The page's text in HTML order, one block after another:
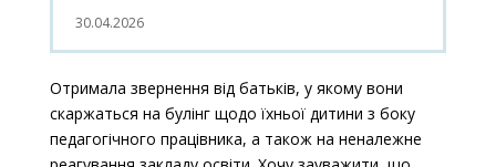
30.04.2026
Отримала звернення від батьків, у якому вони
скаржаться на булінг щодо їхньої дитини з боку
педагогічного працівника, а також на неналежне